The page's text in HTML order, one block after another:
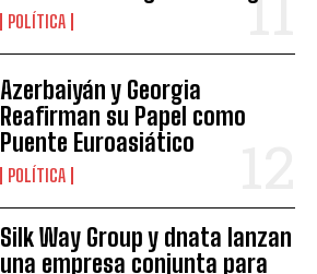
POLÍTICA
Azerbaiyán y Georgia
Reafirman su Papel como
Puente Euroasiático
POLÍTICA
Silk Way Group y dnata lanzan
una empresa conjunta para